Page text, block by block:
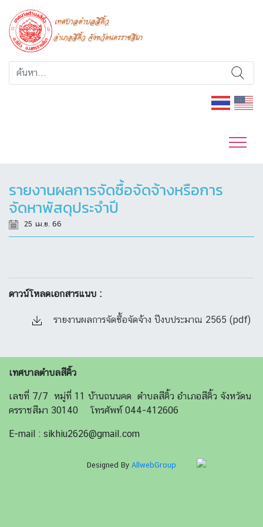
รายงานผลการจัดซื้อจัดจ้างหรือการ
จัดหาพัสดุประจำปี
25 เม.ย. 66
ดาวน์โหลดเอกสารแนบ :
รายงานผลการจัดซื้อจัดจ้าง ปีงบประมาณ 2565 (pdf)
เทศบาลตำบลสีคิ้ว
เลขที่ 7/7 หมู่ที่ 11 บ้านถนนคด ตำบลสีคิ้ว อำเภอสีคิ้ว จังหวัดน
ครราชสีมา 30140 โทรศัพท์ 044-412606
E-mail : sikhiu2626@gmail.com
Designed By AllwebGroup